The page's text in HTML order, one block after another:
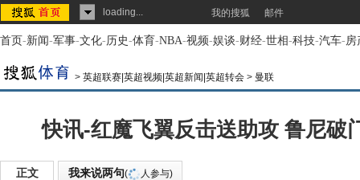
loading... 我的搜狐 邮件
首页-新闻-军事-文化-历史-体育-NBA-视频-娱谈-财经-世相-科技-汽车-房
> 英超联赛|英超视频|英超新闻|英超转会 > 曼联
快讯-红魔飞翼反击送助攻 鲁尼破
正文 我来说两句( 人参与)